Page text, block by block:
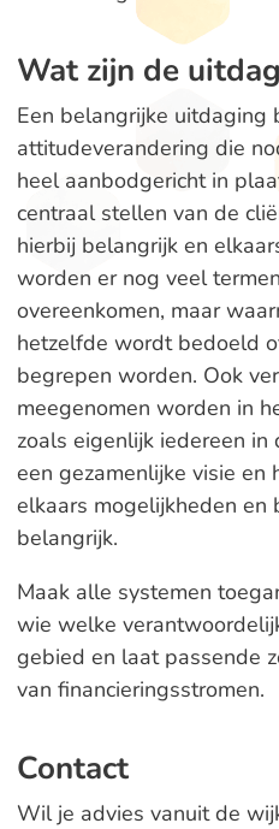
Wat zijn de
Een belangrijke uitdaging
attitudeverandering die
heel aanbodgericht in
centraal stellen van de
hierbij belangrijk en
worden er nog veel
overeenkomen, maar
hetzelfde wordt bedoeld
begrepen worden. Ook
meegenomen worden in
zoals eigenlijk iedereen
een gezamenlijke visie en
elkaars mogelijkheden en
belangrijk.
Maak alle systemen
wie welke
gebied en laat passende
van financieringsstromen.
Contact
Wil je advies vanuit de